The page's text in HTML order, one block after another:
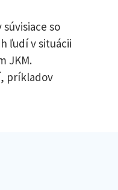
so
ľudí v situácii
JKM.
príkladov